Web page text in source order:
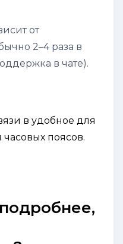
от
2–4 раза в
в чате).
в удобное для
часовых поясов.